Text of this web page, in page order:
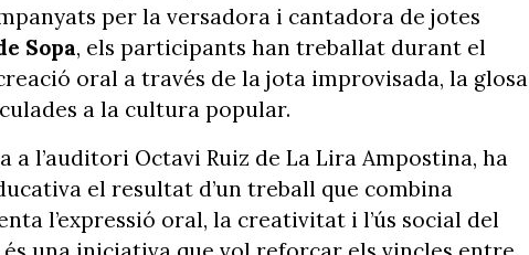
per la versadora i cantadora de jotes
Sopa, els participants han treballat durant el
oral a través de la jota improvisada, la glosa
a la cultura popular.
l’auditori Octavi Ruiz de La Lira Ampostina, ha
el resultat d’un treball que combina
l’expressió oral, la creativitat i l’ús social del